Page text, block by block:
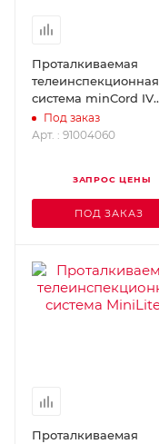
Проталкиваемая
телеинспекционная
система minCord IV.
MINCAM 91004060
Под заказ
Арт. : 91004060
ЗАПРОС ЦЕНЫ
ПОД ЗАКАЗ
Проталкиваемая